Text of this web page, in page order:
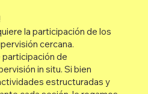
la participación de los
cercana.
participación de
in situ. Si bien
estructuradas y